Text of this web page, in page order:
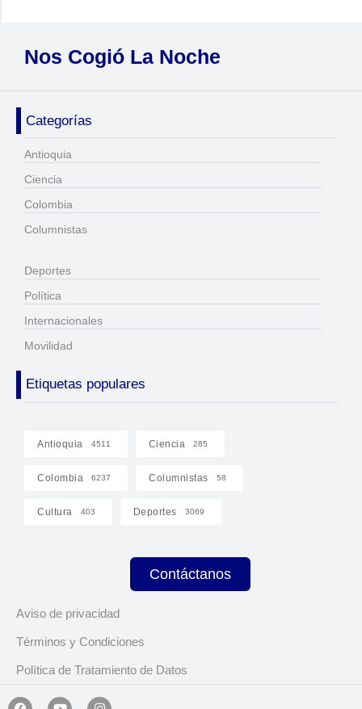
Nos Cogió La Noche
Categorías
Antioquia
Ciencia
Colombia
Columnistas
Deportes
Política
Internacionales
Movilidad
Etiquetas populares
Antioquia 4511 Ciencia 285
Colombia 6237 Columnistas 58
Cultura 403 Deportes 3069
Contáctanos
Aviso de privacidad
Términos y Condiciones
Política de Tratamiento de Datos